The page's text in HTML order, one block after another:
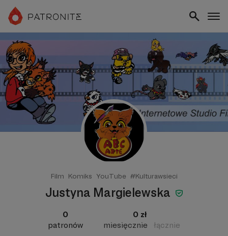
Film Komiks YouTube #Kulturawsieci
Justyna Margielewska
0
patronów
0 zł
miesięcznie
łącznie